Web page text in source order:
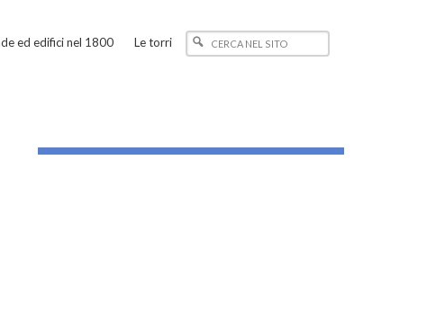
ed edifici nel 1800 Le torri